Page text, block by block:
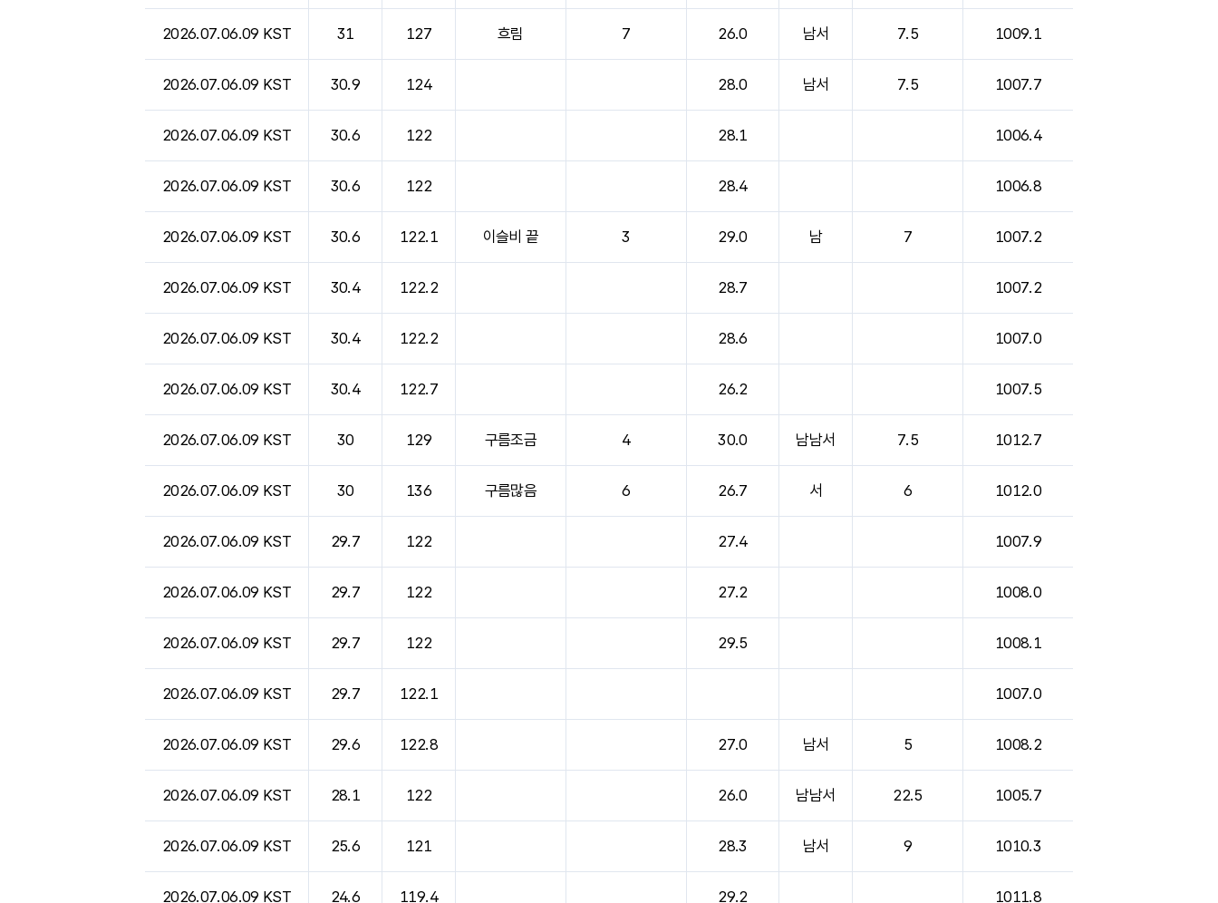
2026.07.06.09 KST 31 127 흐림 7 26.0 남서 7.5 1009.1
2026.07.06.09 KST 30.9 124 28.0 남서 7.5 1007.7
2026.07.06.09 KST 30.6 122 28.1 1006.4
2026.07.06.09 KST 30.6 122 28.4 1006.8
2026.07.06.09 KST 30.6 122.1 이슬비 끝 3 29.0 남 7 1007.2
2026.07.06.09 KST 30.4 122.2 28.7 1007.2
2026.07.06.09 KST 30.4 122.2 28.6 1007.0
2026.07.06.09 KST 30.4 122.7 26.2 1007.5
2026.07.06.09 KST 30 129 구름조금 4 30.0 남남서 7.5 1012.7
2026.07.06.09 KST 30 136 구름많음 6 26.7 서 6 1012.0
2026.07.06.09 KST 29.7 122 27.4 1007.9
2026.07.06.09 KST 29.7 122 27.2 1008.0
2026.07.06.09 KST 29.7 122 29.5 1008.1
2026.07.06.09 KST 29.7 122.1 1007.0
2026.07.06.09 KST 29.6 122.8 27.0 남서 5 1008.2
2026.07.06.09 KST 28.1 122 26.0 남남서 22.5 1005.7
2026.07.06.09 KST 25.6 121 28.3 남서 9 1010.3
2026.07.06.09 KST 24.6 119.4 29.2 1011.8